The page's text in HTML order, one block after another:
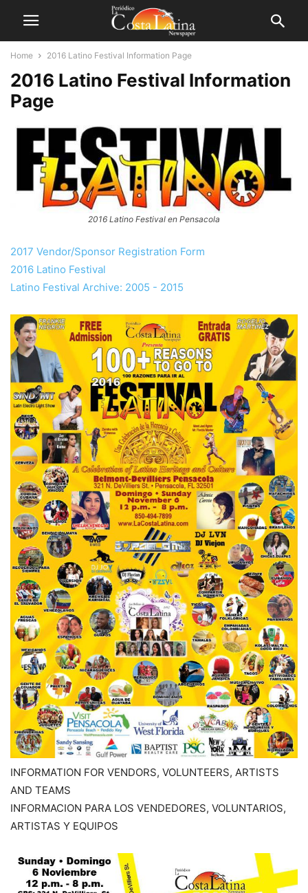
Home 2016 Latino Festival Information Page
2016 Latino Festival Information
Page
2016 Latino Festival en Pensacola
2017 Vendor/Sponsor Registration Form
2016 Latino Festival
Latino Festival Archive: 2005 - 2015
INFORMATION FOR VENDORS, VOLUNTEERS, ARTISTS
AND TEAMS
INFORMACION PARA LOS VENDEDORES, VOLUNTARIOS,
ARTISTAS Y EQUIPOS